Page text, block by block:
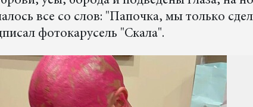
все со слов: "Папочка, мы только
фотокарусель "Скала".